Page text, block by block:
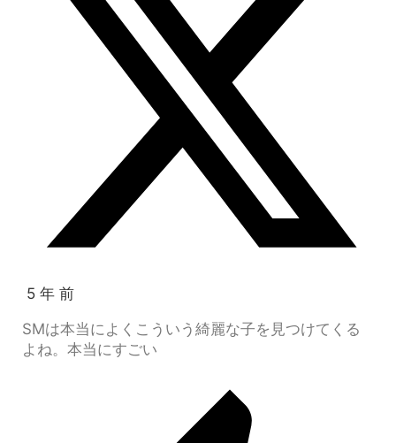
5 年 前
SMは本当によくこういう綺麗な子を見つけてくる
よね。本当にすごい